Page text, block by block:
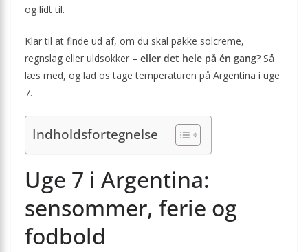
og lidt til.
Klar til at finde ud af, om du skal pakke solcreme,
regnslag eller uldsokker – eller det hele på én gang? Så
læs med, og lad os tage temperaturen på Argentina i uge
7.
Indholdsfortegnelse
Uge 7 i Argentina:
sensommer, ferie og
fodbold